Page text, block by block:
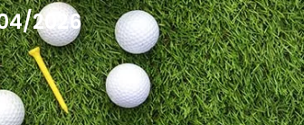
2026